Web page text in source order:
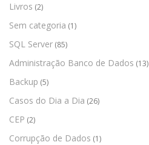
Livros (2)
Sem categoria (1)
SQL Server (85)
Administração Banco de Dados (13)
Backup (5)
Casos do Dia a Dia (26)
CEP (2)
Corrupção de Dados (1)